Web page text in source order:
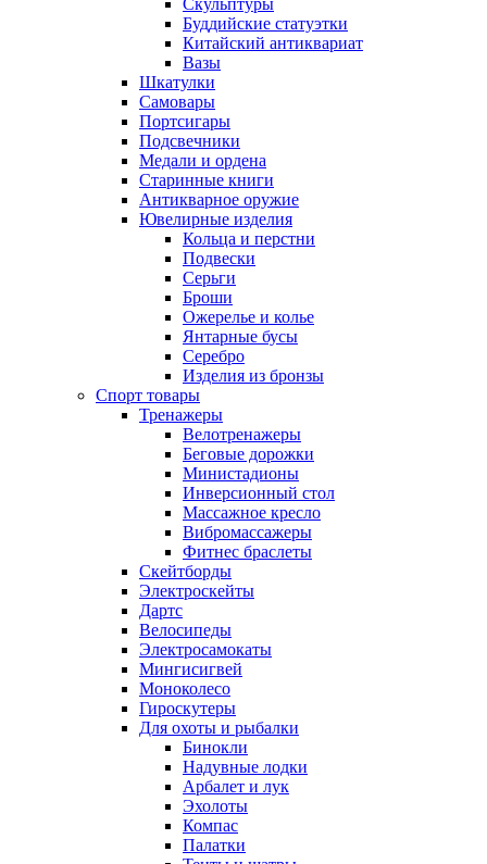
Скульптуры
Буддийские статуэтки
Китайский антиквариат
Вазы
Шкатулки
Самовары
Портсигары
Подсвечники
Медали и ордена
Старинные книги
Антикварное оружие
Ювелирные изделия
Кольца и перстни
Подвески
Серьги
Броши
Ожерелье и колье
Янтарные бусы
Серебро
Изделия из бронзы
Спорт товары
Тренажеры
Велотренажеры
Беговые дорожки
Министадионы
Инверсионный стол
Массажное кресло
Вибромассажеры
Фитнес браслеты
Скейтборды
Электроскейты
Дартс
Велосипеды
Электросамокаты
Мингисигвей
Моноколесо
Гироскутеры
Для охоты и рыбалки
Бинокли
Надувные лодки
Арбалет и лук
Эхолоты
Компас
Палатки